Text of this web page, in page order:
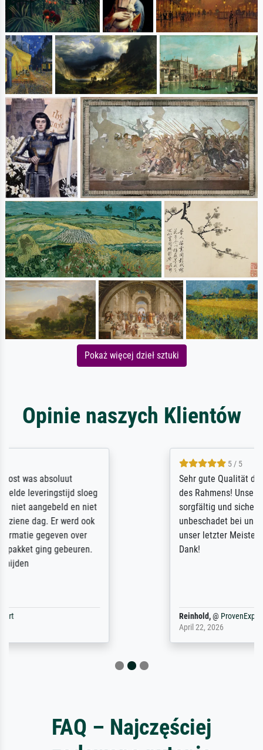
Pokaż więcej dzieł sztuki
Opinie naszych Klientów
Sehr gute Qualität des Leinwanddrucks und
des Rahmens! Unser Bild wurde sehr
sorgfältig und sicher verpackt, so dass es
unbeschadet bei uns ankam. Es wird nicht
unser letzter Meisterdruck sein. Vielen
Dank!
FAQ – Najczęściej